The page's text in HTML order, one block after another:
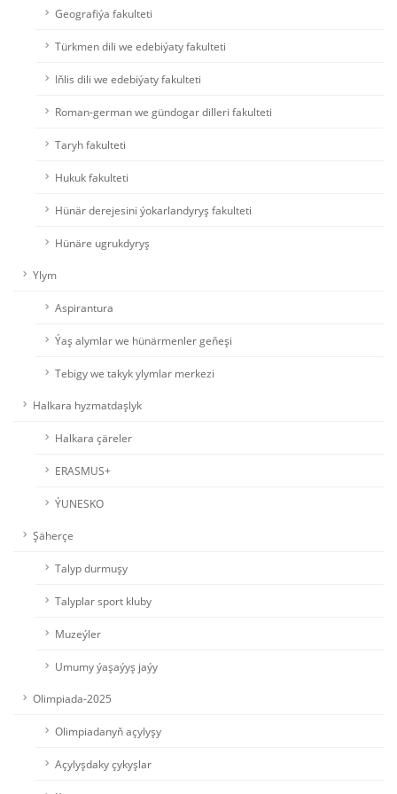
Geografiýa fakulteti
Türkmen dili we edebiýaty fakulteti
Iňlis dili we edebiýaty fakulteti
Roman-german we gündogar dilleri fakulteti
Taryh fakulteti
Hukuk fakulteti
Hünär derejesini ýokarlandyryş fakulteti
Hünäre ugrukdyryş
Ylym
Aspirantura
Ýaş alymlar we hünärmenler geňeşi
Tebigy we takyk ylymlar merkezi
Halkara hyzmatdaşlyk
Halkara çäreler
ERASMUS+
ÝUNESKO
Şäherçe
Talyp durmuşy
Talyplar sport kluby
Muzeýler
Umumy ýaşaýyş jaýy
Olimpiada-2025
Olimpiadanyň açylyşy
Açylyşdaky çykyşlar